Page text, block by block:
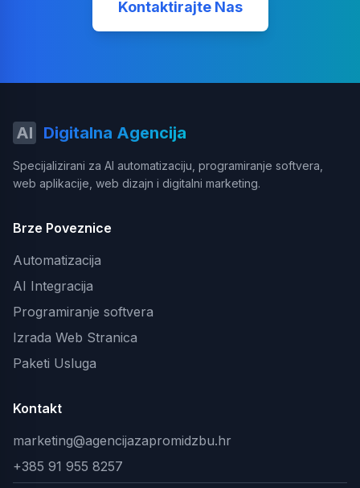
Kontaktirajte Nas
AI Digitalna Agencija
Specijalizirani za AI automatizaciju, programiranje softvera,
web aplikacije, web dizajn i digitalni marketing.
Brze Poveznice
Automatizacija
AI Integracija
Programiranje softvera
Izrada Web Stranica
Paketi Usluga
Kontakt
marketing@agencijazapromidzbu.hr
+385 91 955 8257